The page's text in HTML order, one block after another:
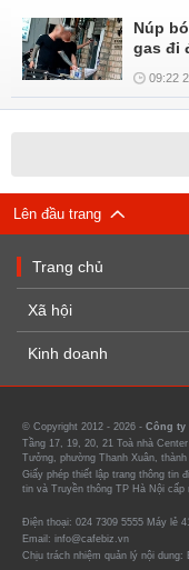
Núp
gas đi
09:22
Lên đầu trang
Trang chủ
Xã hội
Kinh doanh
© Copyright 2012 - 2026 - Công ty
Tầng 17, 19, 20, 21 Toà nhà
Tưởng, phường Thanh Xuân, thành
Giấy phép thiết lập trang thông tin
tin và Truyền thông TP Hà Nội cấp
Điện thoại: 024 7309 5555 Máy lẻ
Email: info@cafebiz.vn
Chịu trách nhiệm quản lý nội dung: